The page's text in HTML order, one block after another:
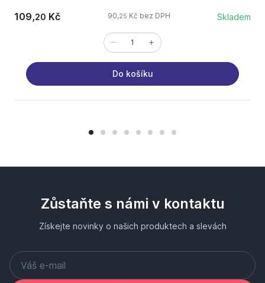
109,20 Kč 90,25 Kč bez DPH Skladem
Do košíku
Zůstaňte s námi v kontaktu
Získejte novinky o našich produktech a slevách